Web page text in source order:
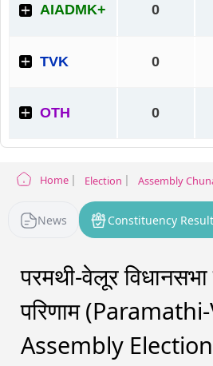
Home Election Assembly
News Constituency
परमथी-वेलूर
परिणाम
Assembly